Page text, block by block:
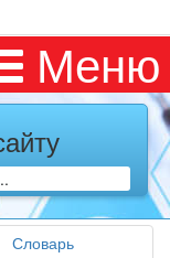
Меню
Словарь
меры
время дома),
Вы